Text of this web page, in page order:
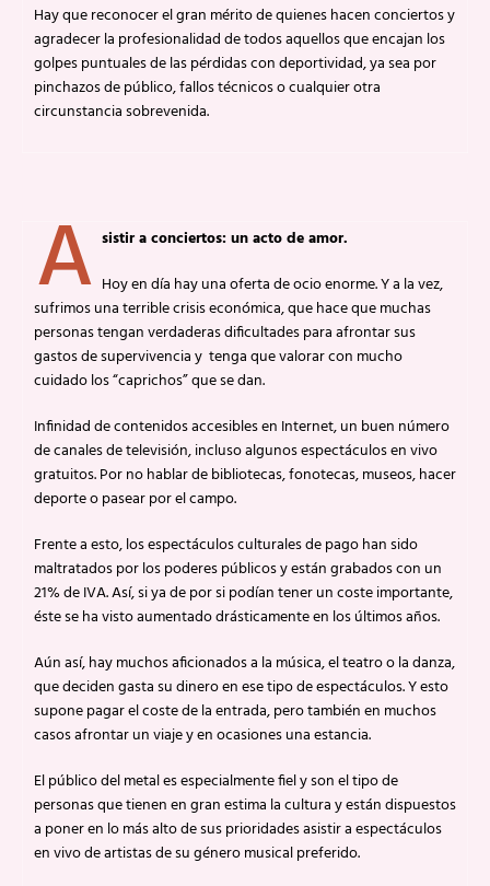
Hay que reconocer el gran mérito de quienes hacen conciertos y
agradecer la profesionalidad de todos aquellos que encajan los
golpes puntuales de las pérdidas con deportividad, ya sea por
pinchazos de público, fallos técnicos o cualquier otra
circunstancia sobrevenida.
A sistir a conciertos: un acto de amor.
Hoy en día hay una oferta de ocio enorme. Y a la vez,
sufrimos una terrible crisis económica, que hace que muchas
personas tengan verdaderas dificultades para afrontar sus
gastos de supervivencia y tenga que valorar con mucho
cuidado los “caprichos” que se dan.
Infinidad de contenidos accesibles en Internet, un buen número
de canales de televisión, incluso algunos espectáculos en vivo
gratuitos. Por no hablar de bibliotecas, fonotecas, museos, hacer
deporte o pasear por el campo.
Frente a esto, los espectáculos culturales de pago han sido
maltratados por los poderes públicos y están grabados con un
21% de IVA. Así, si ya de por si podían tener un coste importante,
éste se ha visto aumentado drásticamente en los últimos años.
Aún así, hay muchos aficionados a la música, el teatro o la danza,
que deciden gasta su dinero en ese tipo de espectáculos. Y esto
supone pagar el coste de la entrada, pero también en muchos
casos afrontar un viaje y en ocasiones una estancia.
El público del metal es especialmente fiel y son el tipo de
personas que tienen en gran estima la cultura y están dispuestos
a poner en lo más alto de sus prioridades asistir a espectáculos
en vivo de artistas de su género musical preferido.